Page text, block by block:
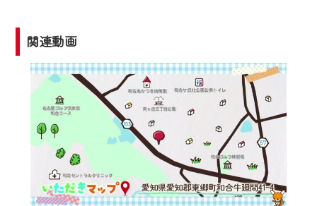
関連動画
CCNetサービスへの加入と『CCNetマイ
ページ※』へのログインが必要となりま
す。
何卒、ご理解ご了承の程よろしくお願い
いたします。
※マイページへのログインには、MyIDが必
要となります。
※MyIDとは、CCNet Web TVを含むCCNetの